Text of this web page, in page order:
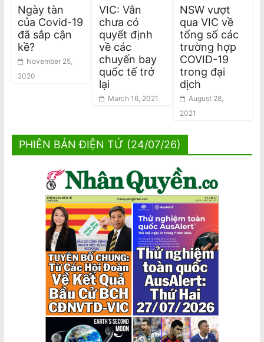
Ngày tàn
của Covid-19
đã sắp cận
kề?
November 25,
2020
VIC: Vẫn
chưa có
quyết định
về các
chuyến bay
quốc tế trở
lại
March 16, 2021
NSW vượt
qua VIC về
tổng số các
trường hợp
COVID-19
trong đại
dịch
August 28,
2021
PHIÊN BẢN ĐIỆN TỬ (24/07/26)